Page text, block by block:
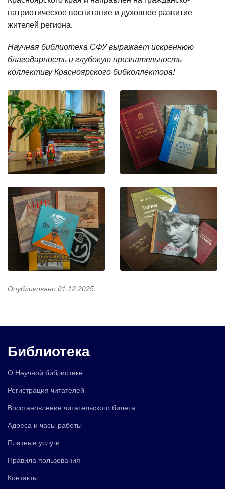
патриотическое воспитание и духовное развитие
жителей региона.
Научная библиотека СФУ выражает искреннюю
благодарность и глубокую признательность
коллективу Красноярского бибколлектора!
Опубликовано 01.12.2025.
Библиотека
О Научной библиотеке
Регистрация читателей
Восстановление читательского билета
Адреса и часы работы
Платные услуги
Правила пользования
Контакты